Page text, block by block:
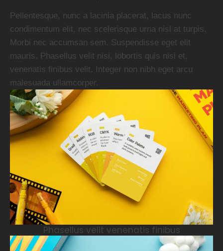
Pellentesque, nunc a lacinia placerat, lacus nunc
condimentum elit, nec scelerisque urna nisl at turpis.
Morbi nec accumsan sem. Suspendisse eget elit
mauris. Phasellus velit nisi, lobortis quis nisi et,
venenatis finibus velit. Integer non nibh eget arcu
malesuada ullamcorper.
Phasellus velit venenatis finibus